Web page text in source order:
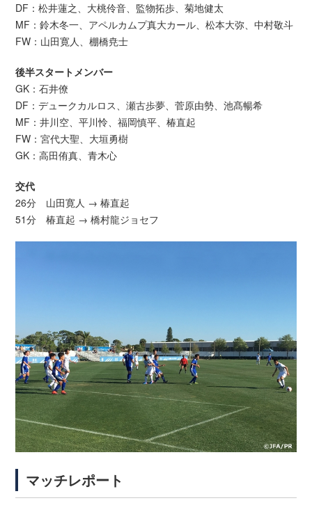
DF：松井蓮之、大桃伶音、監物拓歩、菊地健太
MF：鈴木冬一、アペルカムプ真大カール、松本大弥、中村敬斗
FW：山田寛人、棚橋尭士
後半スタートメンバー
GK：石井僚
DF：デュークカルロス、瀬古歩夢、菅原由勢、池髙暢希
MF：井川空、平川怜、福岡慎平、椿直起
FW：宮代大聖、大垣勇樹
GK：高田侑真、青木心
交代
26分 山田寛人 → 椿直起
51分 椿直起 → 橋村龍ジョセフ
マッチレポート